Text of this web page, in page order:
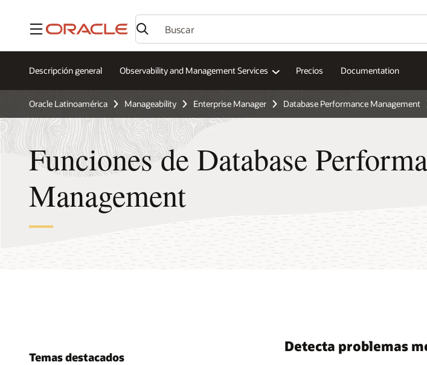
Menú
Descripción general Observability and Management Services Precios Documentation
Oracle Latinoamérica Manageability Enterprise Manager Database Performance Management
Funciones de Database
Management
Temas destacados
Detecta problemas